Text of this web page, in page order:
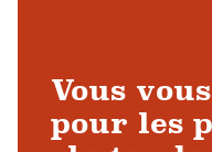
Vous
pour les